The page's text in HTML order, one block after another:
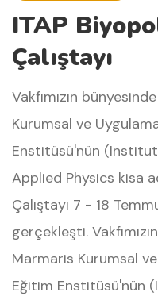
ITAP
Çalıştayı
Vakfımızın
Kurumsal ve
Enstitüsü'nün
Applied Physics kisa
Çalıştayı 7 - 18
gerçekleşti.
Marmaris Kurumsal
Eğitim Enstitüsü'nün